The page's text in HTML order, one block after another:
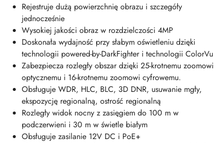
Rejestruje dużą powierzchnię obrazu i szczegóły
jednocześnie
Wysokiej jakości obraz w rozdzielczości 4MP
Doskonała wydajność przy słabym oświetleniu dzięki
technologii powered-by-DarkFighter i technologii ColorVu
Zabezpiecza rozległy obszar dzięki 25-krotnemu zoomowi
optycznemu i 16-krotnemu zoomowi cyfrowemu.
Obsługuje WDR, HLC, BLC, 3D DNR, usuwanie mgły,
ekspozycję regionalną, ostrość regionalną
Rozległy widok nocny z zasięgiem do 100 m w
podczerwieni i 30 m w świetle białym
Obsługuje zasilanie 12V DC i PoE+